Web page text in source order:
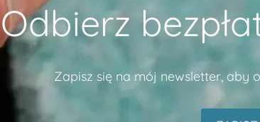
Odbierz
Zapisz się na mój newsletter, aby